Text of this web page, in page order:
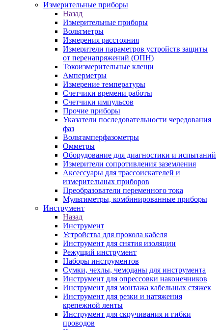
Измерительные приборы
Назад
Измерительные приборы
Вольтметры
Измерения расстояния
Измерители параметров устройств защиты
от перенапряжений (ОПН)
Токоизмерительные клещи
Амперметры
Измерение температуры
Счетчики времени работы
Счетчики импульсов
Прочие приборы
Указатели последовательности чередования
фаз
Вольтамперфазометры
Омметры
Оборудование для диагностики и испытаний
Измерители сопротивления заземления
Аксессуары для трассоискателей и
измерительных приборов
Преобразователи переменного тока
Мультиметры, комбинированные приборы
Инструмент
Назад
Инструмент
Устройства для прокола кабеля
Инструмент для снятия изоляции
Режущий инструмент
Наборы инструментов
Сумки, чехлы, чемоданы для инструмента
Инструмент для опрессовки наконечников
Инструмент для монтажа кабельных стяжек
Инструмент для резки и натяжения
крепежной ленты
Инструмент для скручивания и гибки
проводов